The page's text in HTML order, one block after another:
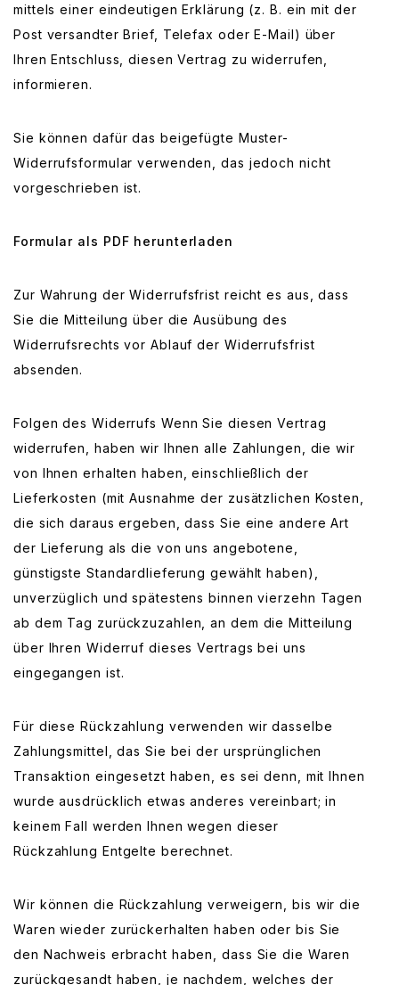
mittels einer eindeutigen Erklärung (z. B. ein mit der
Post versandter Brief, Telefax oder E-Mail) über
Ihren Entschluss, diesen Vertrag zu widerrufen,
informieren.
Sie können dafür das beigefügte Muster-
Widerrufsformular verwenden, das jedoch nicht
vorgeschrieben ist.
Formular als PDF herunterladen
Zur Wahrung der Widerrufsfrist reicht es aus, dass
Sie die Mitteilung über die Ausübung des
Widerrufsrechts vor Ablauf der Widerrufsfrist
absenden.
Folgen des Widerrufs Wenn Sie diesen Vertrag
widerrufen, haben wir Ihnen alle Zahlungen, die wir
von Ihnen erhalten haben, einschließlich der
Lieferkosten (mit Ausnahme der zusätzlichen Kosten,
die sich daraus ergeben, dass Sie eine andere Art
der Lieferung als die von uns angebotene,
günstigste Standardlieferung gewählt haben),
unverzüglich und spätestens binnen vierzehn Tagen
ab dem Tag zurückzuzahlen, an dem die Mitteilung
über Ihren Widerruf dieses Vertrags bei uns
eingegangen ist.
Für diese Rückzahlung verwenden wir dasselbe
Zahlungsmittel, das Sie bei der ursprünglichen
Transaktion eingesetzt haben, es sei denn, mit Ihnen
wurde ausdrücklich etwas anderes vereinbart; in
keinem Fall werden Ihnen wegen dieser
Rückzahlung Entgelte berechnet.
Wir können die Rückzahlung verweigern, bis wir die
Waren wieder zurückerhalten haben oder bis Sie
den Nachweis erbracht haben, dass Sie die Waren
zurückgesandt haben, je nachdem, welches der